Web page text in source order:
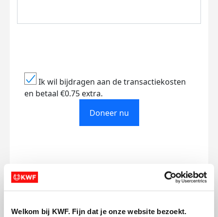
Welkom bij KWF. Fijn dat je onze website bezoekt.
Ik wil bijdragen aan de transactiekosten
en betaal €0.75 extra.
Doneer nu
Opgehaald
€475
Streefbedrag
€1.000
Doneer